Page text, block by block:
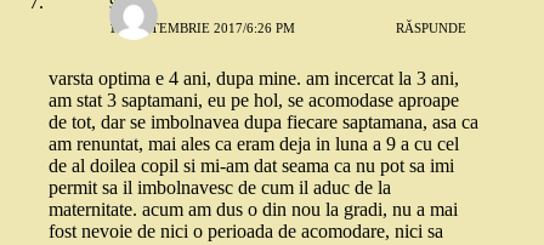
19 SEPTEMBRIE 2017/6:26 PM RĂSPUNDE
varsta optima e 4 ani, dupa mine. am incercat la 3 ani,
am stat 3 saptamani, eu pe hol, se acomodase aproape
de tot, dar se imbolnavea dupa fiecare saptamana, asa ca
am renuntat, mai ales ca eram deja in luna a 9 a cu cel
de al doilea copil si mi-am dat seama ca nu pot sa imi
permit sa il imbolnavesc de cum il aduc de la
maternitate. acum am dus o din nou la gradi, nu a mai
fost nevoie de nici o perioada de acomodare, nici sa